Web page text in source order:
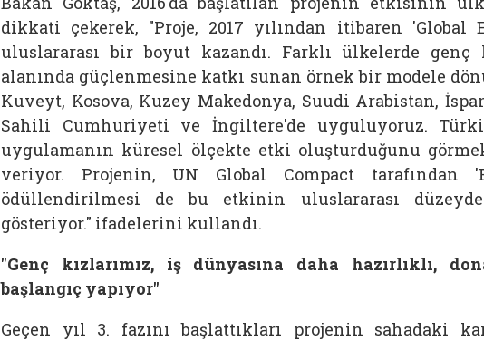
dikkati çekerek, "Proje, 2017 yılından itibaren 'Global
uluslararası bir boyut kazandı. Farklı ülkelerde genç
alanında güçlenmesine katkı sunan örnek bir modele
Kuveyt, Kosova, Kuzey Makedonya, Suudi Arabistan,
Sahili Cumhuriyeti ve İngiltere'de uyguluyoruz.
uygulamanın küresel ölçekte etki oluşturduğunu
veriyor. Projenin, UN Global Compact tarafından
ödüllendirilmesi de bu etkinin uluslararası
gösteriyor." ifadelerini kullandı.
"Genç kızlarımız, iş dünyasına daha hazırlıklı,
başlangıç yapıyor"
Geçen yıl 3. fazını başlattıkları projenin sahadaki